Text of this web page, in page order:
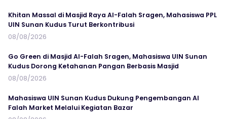
Khitan Massal di Masjid Raya Al-Falah Sragen, Mahasiswa PPL
UIN Sunan Kudus Turut Berkontribusi
08/08/2026
Go Green di Masjid Al-Falah Sragen, Mahasiswa UIN Sunan
Kudus Dorong Ketahanan Pangan Berbasis Masjid
08/08/2026
Mahasiswa UIN Sunan Kudus Dukung Pengembangan Al
Falah Market Melalui Kegiatan Bazar